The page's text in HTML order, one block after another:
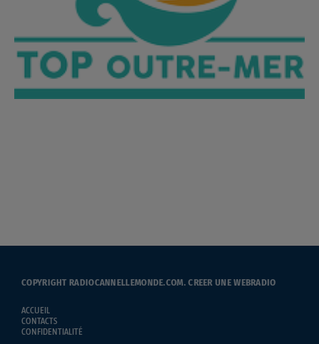
COPYRIGHT RADIOCANNELLEMONDE.COM.CREER UNE WEBRADIO
ACCUEIL
CONTACTS
CONFIDENTIALITÉ